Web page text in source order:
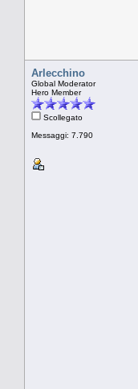
Arlecchino
Global Moderator
Hero Member
Scollegato
Messaggi: 7.790